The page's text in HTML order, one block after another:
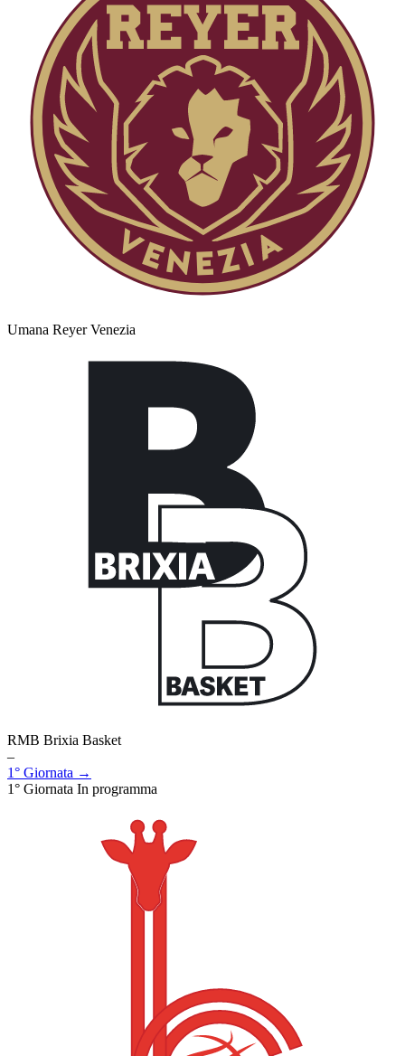
Umana Reyer Venezia
RMB Brixia Basket
–
1° Giornata →
1° Giornata In programma